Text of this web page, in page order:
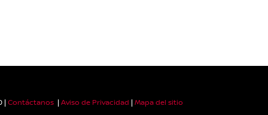
|Contáctanos |Aviso de Privacidad |Mapa del sitio